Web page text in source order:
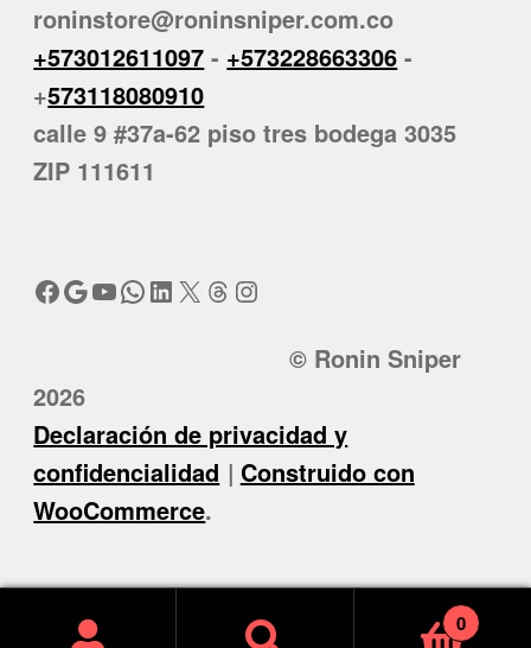
roninstore@roninsniper.com.co
+573012611097 - +573228663306 -
+573118080910
calle 9 #37a-62 piso tres bodega 3035
ZIP 111611
Facebook
Google
YouTube
WhatsApp
LinkedIn
X Threads
Instagram
© Ronin Sniper
2026
Declaración de privacidad y
confidencialidad
Construido con
WooCommerce.
0